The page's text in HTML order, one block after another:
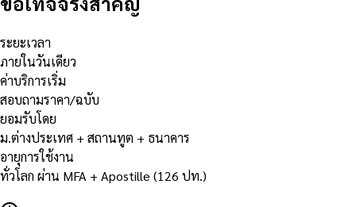
ระยะเวลา
ภายในวันเดียว
ค่าบริการเริ่ม
สอบถามราคา/ฉบับ
ยอมรับโดย
ม.ต่างประเทศ + สถานทูต + ธนาคาร
อายุการใช้งาน
ทั่วโลก ผ่าน MFA + Apostille (126 ปท.)